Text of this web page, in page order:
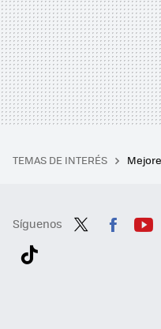
TEMAS DE INTERÉS
Síguenos